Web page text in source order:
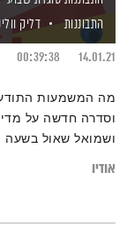
התבוננות
דליק
14.01.21
00:39:38
מה המשמעות
וסדרה חדשה על
ושמואל שאול בשעה
אודיו